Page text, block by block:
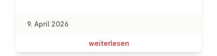
9. April 2026
wei­ter­le­sen